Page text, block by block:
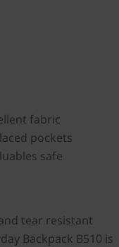
fabric
pockets
safe
tear resistant
Backpack B510 is